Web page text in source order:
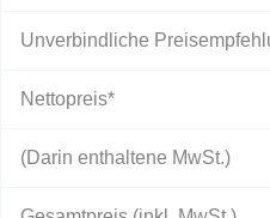
Unverbindliche
Nettopreis*
(Darin enthaltene MwSt.)